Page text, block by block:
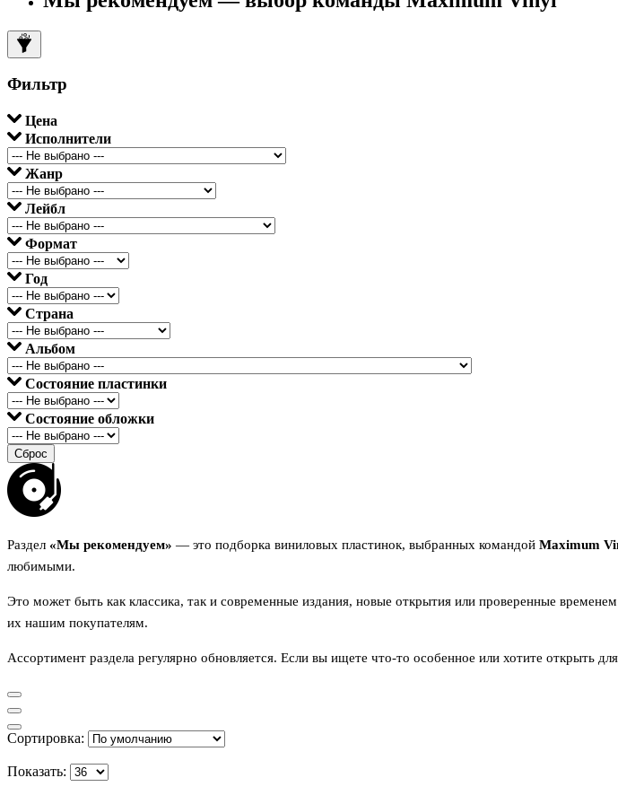
Фильтр
Цена
Исполнители
Жанр
Лейбл
Формат
Год
Страна
Альбом
Состояние пластинки
Состояние обложки
Сброс
Раздел «Мы рекомендуем» — это подборка виниловых пластинок, выбранных командой Maximum
любимыми.
Это может быть как классика, так и современные издания, новые открытия или проверенные
их нашим покупателям.
Ассортимент раздела регулярно обновляется. Если вы ищете что-то особенное или хотите открыть
Сортировка:
Показать: